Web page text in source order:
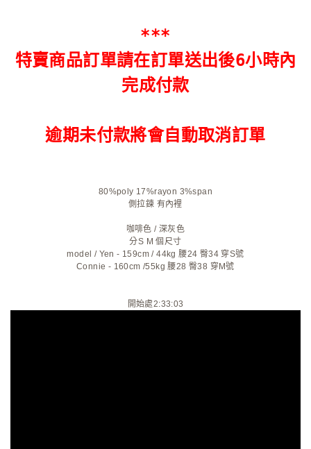
***
特賣商品訂單請在訂單送出後6小時內
完成付款
逾期未付款將會自動取消訂單
80%poly 17%rayon 3%span
側拉鍊 有內裡
咖啡色 / 深灰色
分S M 個尺寸
model / Yen - 159cm / 44kg 腰24 臀34 穿S號
Connie - 160cm /55kg 腰28 臀38 穿M號
開始處2:33:03